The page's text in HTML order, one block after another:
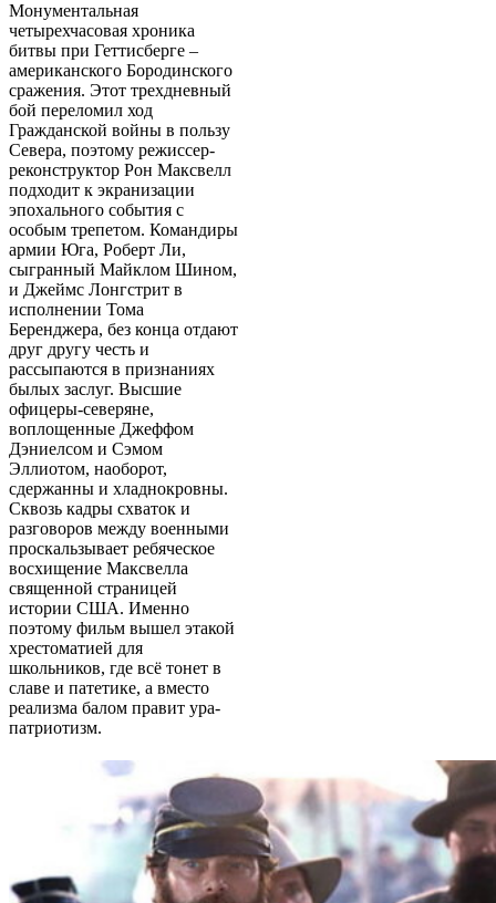
Монументальная
четырехчасовая хроника
битвы при Геттисберге –
американского Бородинского
сражения. Этот трехдневный
бой переломил ход
Гражданской войны в пользу
Севера, поэтому режиссер-
реконструктор Рон Максвелл
подходит к экранизации
эпохального события с
особым трепетом. Командиры
армии Юга, Роберт Ли,
сыгранный Майклом Шином,
и Джеймс Лонгстрит в
исполнении Тома
Беренджера, без конца отдают
друг другу честь и
рассыпаются в признаниях
былых заслуг. Высшие
офицеры-северяне,
воплощенные Джеффом
Дэниелсом и Сэмом
Эллиотом, наоборот,
сдержанны и хладнокровны.
Сквозь кадры схваток и
разговоров между военными
проскальзывает ребяческое
восхищение Максвелла
священной страницей
истории США. Именно
поэтому фильм вышел этакой
хрестоматией для
школьников, где всё тонет в
славе и патетике, а вместо
реализма балом правит ура-
патриотизм.